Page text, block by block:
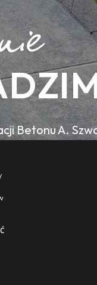
Betonu A.
Knurów